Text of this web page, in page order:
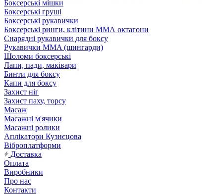
Боксерські мішки
Боксерські груші
Боксерські рукавички
Боксерські ринги, клітини ММА октагони
Снарядні рукавички для боксу
Рукавички MMA (шингарди)
Шоломи боксерські
Лапи, пади, маківари
Бинти для боксу
Капи для боксу
Захист ніг
Захист паху, торсу
Масаж
Масажні м'ячики
Масажні ролики
Аплікатори Кузнєцова
Віброплатформи
Доставка
Оплата
Виробники
Про нас
Контакти